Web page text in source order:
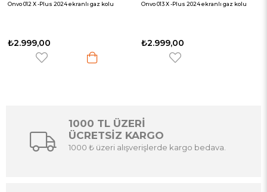
Onvo 012 X -Plus 2024 ekranlı gaz kolu
₺2.999,00
Onvo 013 X -Plus 2024 ekranlı gaz kolu
₺2.999,00
1000 TL ÜZERİ
ÜCRETSİZ KARGO
1000 ₺ üzeri alışverişlerde kargo bedava.